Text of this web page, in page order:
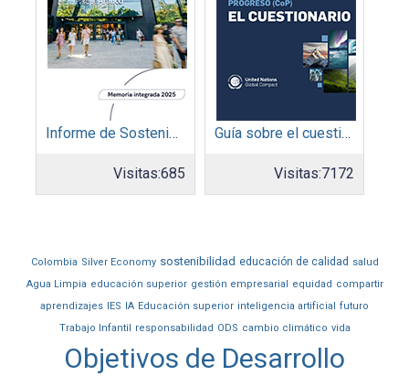
Informe de Sostenibilidad 2025: Parque Arauco
Visitas:685
Guía sobre el cuestionario: Comunicación de Progreso
Visitas:7172
Colombia Silver Economy sostenibilidad educación de calidad salud
Agua Limpia educación superior gestión empresarial equidad compartir
aprendizajes IES IA Educación superior inteligencia artificial futuro
Trabajo Infantil responsabilidad ODS cambio climático vida
Objetivos de Desarrollo